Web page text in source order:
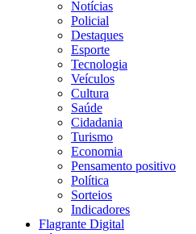
Notícias
Policial
Destaques
Esporte
Tecnologia
Veículos
Cultura
Saúde
Cidadania
Turismo
Economia
Pensamento positivo
Política
Sorteios
Indicadores
Flagrante Digital